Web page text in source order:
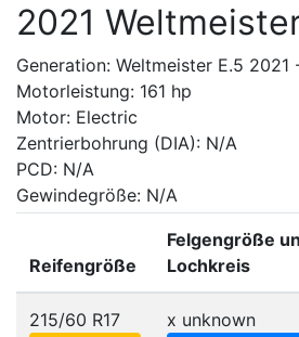
2021
Generation: Weltmeister E.5 2021
Motorleistung: 161 hp
Motor: Electric
Zentrierbohrung (DIA): N/A
PCD: N/A
Gewindegröße: N/A
Reifengröße
Felgengröße
Lochkreis
215/60 R17 x unknown